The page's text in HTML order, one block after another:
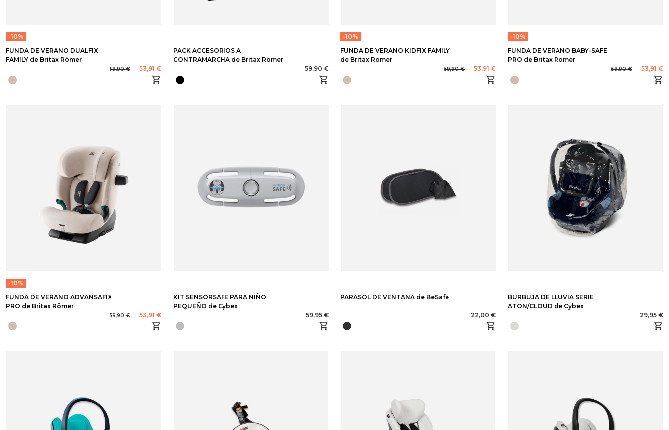
-10%
FUNDA DE VERANO DUALFIX
FAMILY de Britax Römer
59,90 € 53,91 €
PACK ACCESORIOS A
CONTRAMARCHA de Britax Römer
59,90 €
-10%
FUNDA DE VERANO KIDFIX FAMILY
de Britax Römer
59,90 € 53,91 €
-10%
FUNDA DE VERANO BABY-SAFE
PRO de Britax Römer
59,90 € 53,91 €
-10%
FUNDA DE VERANO ADVANSAFIX
PRO de Britax Römer
59,90 € 53,91 €
KIT SENSORSAFE PARA NIÑO
PEQUEÑO de Cybex
59,95 €
PARASOL DE VENTANA de BeSafe
22,00 €
BURBUJA DE LLUVIA SERIE
ATON/CLOUD de Cybex
29,95 €